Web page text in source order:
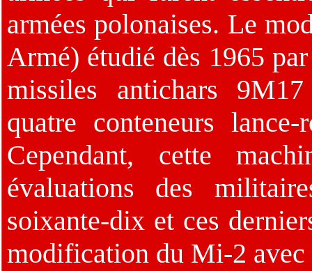
armées polonaises. Le
Armé) étudié dès 1965
missiles antichars
quatre conteneurs
Cependant, cette
évaluations des
soixante-dix et ces
modification du Mi-2